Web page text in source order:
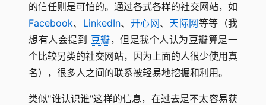
的信任则是可怕的。通过各式各样的社交网站，如
Facebook、 LinkedIn、 开心网、 天际网等等（我
想有人会提到 豆瓣，但是我个人认为豆瓣算是一
个比较另类的社交网站，因为上面的人很少使用真
名），很多人之间的联系被轻易地挖掘和利用。
类似"谁认识谁"这样的信息，在过去是不太容易获